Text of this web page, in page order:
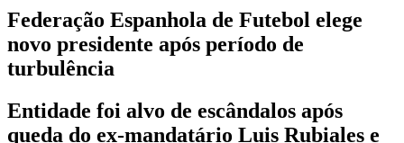
Federação Espanhola de Futebol elege
novo presidente após período de
turbulência
Entidade foi alvo de escândalos após
queda do ex-mandatário Luis Rubiales e